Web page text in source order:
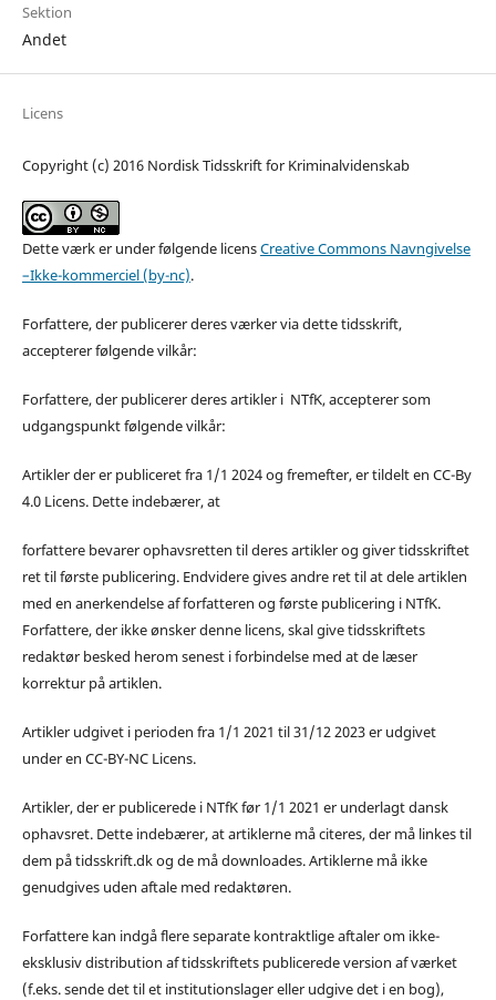
Sektion
Andet
Licens
Copyright (c) 2016 Nordisk Tidsskrift for Kriminalvidenskab
Dette værk er under følgende licensCreative Commons Navngivelse
–Ikke-kommerciel (by-nc).
Forfattere, der publicerer deres værker via dette tidsskrift,
accepterer følgende vilkår:
Forfattere, der publicerer deres artikler i NTfK, accepterer som
udgangspunkt følgende vilkår:
Artikler der er publiceret fra 1/1 2024 og fremefter, er tildelt en CC-By
4.0 Licens. Dette indebærer, at
forfattere bevarer ophavsretten til deres artikler og giver tidsskriftet
ret til første publicering. Endvidere gives andre ret til at dele artiklen
med en anerkendelse af forfatteren og første publicering i NTfK.
Forfattere, der ikke ønsker denne licens, skal give tidsskriftets
redaktør besked herom senest i forbindelse med at de læser
korrektur på artiklen.
Artikler udgivet i perioden fra 1/1 2021 til 31/12 2023 er udgivet
under en CC-BY-NC Licens.
Artikler, der er publicerede i NTfK før 1/1 2021 er underlagt dansk
ophavsret. Dette indebærer, at artiklerne må citeres, der må linkes til
dem på tidsskrift.dk og de må downloades. Artiklerne må ikke
genudgives uden aftale med redaktøren.
Forfattere kan indgå flere separate kontraktlige aftaler om ikke-
eksklusiv distribution af tidsskriftets publicerede version af værket
(f.eks. sende det til et institutionslager eller udgive det i en bog),